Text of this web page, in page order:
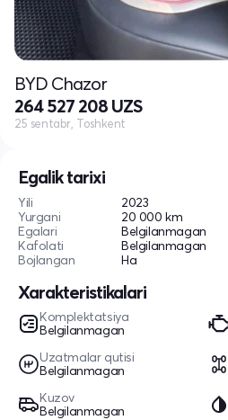
Egalik tarixi
Yili
2023
Yurgani
20 000 km
Egalari
Belgilanmagan
Kafolati
Belgilanmagan
Bojlangan
Ha
Xarakteristikalari
Komplektatsiya
Belgilanmagan
Uzatmalar qutisi
Belgilanmagan
Kuzov
Belgilanmagan
BYD Chazor
264 527 208 UZS
25 sentabr, Toshkent